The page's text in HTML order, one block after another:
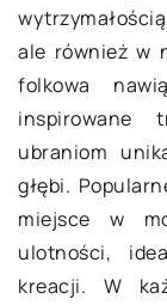
ale również w
folkowa
inspirowane
ubraniom
głębi.
miejsce w
ulotności,
kreacji. W